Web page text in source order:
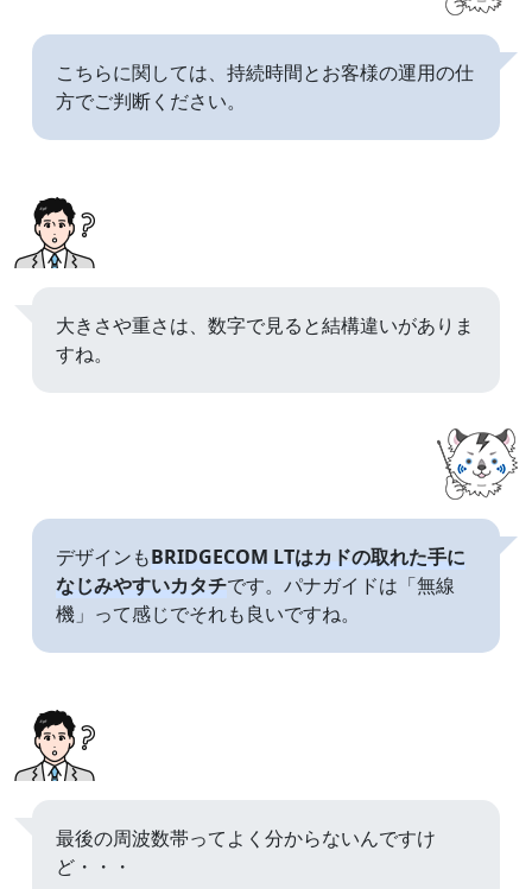
こちらに関しては、持続時間とお客様の運用の仕
方でご判断ください。
大きさや重さは、数字で見ると結構違いがありま
すね。
デザインもBRIDGECOM LTはカドの取れた手に
なじみやすいカタチです。パナガイドは「無線
機」って感じでそれも良いですね。
最後の周波数帯ってよく分からないんですけ
ど・・・